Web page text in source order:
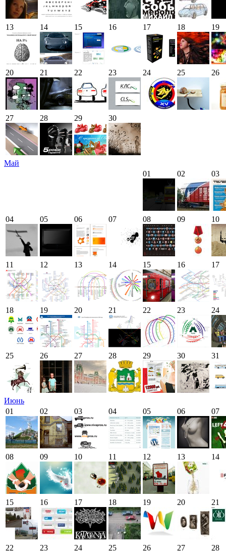
13 14 15 16 17 18 19
20 21 22 23 24 25 26
27 28 29 30
Май
01
02 03
04 05 06 07 08 09 10
11 12 13 14 15 16 17
18 19 20 21 22 23 24
25 26 27 28 29 30 31
Июнь
01
02 03 04 05 06 07
08 09 10 11 12 13 14
15 16 17 18 19 20 21
22 23 24 25 26 27 28